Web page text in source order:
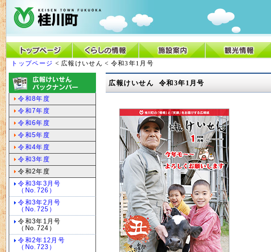
トップページ < 広報けいせん < 令和3年1月号
広報けいせん 令和3年1月号
令和8年度
令和7年度
令和6年度
令和5年度
令和4年度
令和3年度
令和2年度
令和3年3月号
（No.726）
令和3年2月号
（No.725）
令和3年1月号
（No.724）
令和2年12月号
（No.723）